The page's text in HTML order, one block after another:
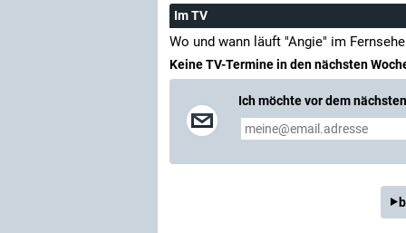
Im TV
Wo und wann läuft "Angie" im
Keine TV-Termine in den nächsten
Ich möchte vor dem